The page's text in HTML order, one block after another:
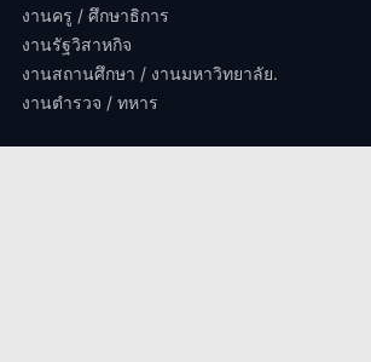
งานครู / ศึกษาธิการ
งานรัฐวิสาหกิจ
งานสถานศึกษา / งานมหาวิทยาลัย.
งานตำรวจ / ทหาร